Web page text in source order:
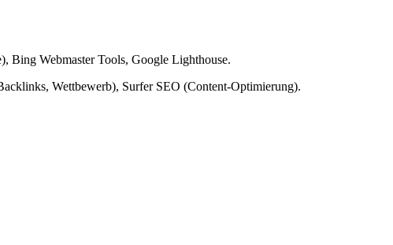
Bing Webmaster Tools, Google Lighthouse.
Wettbewerb), Surfer SEO (Content-Optimierung).